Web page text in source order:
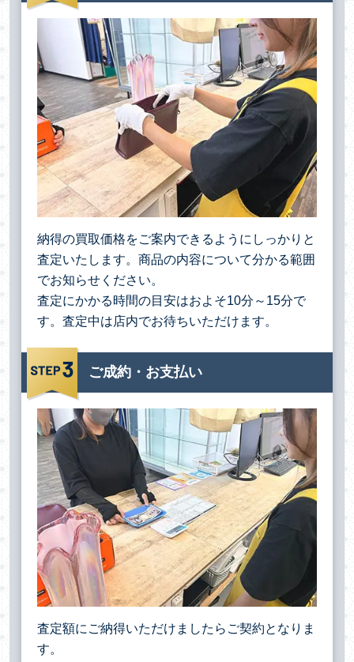
納得の買取価格をご案内できるようにしっかりと
査定いたします。商品の内容について分かる範囲
でお知らせください。
査定にかかる時間の目安はおよそ10分～15分で
す。査定中は店内でお待ちいただけます。
ご成約・お支払い
査定額にご納得いただけましたらご契約となりま
す。